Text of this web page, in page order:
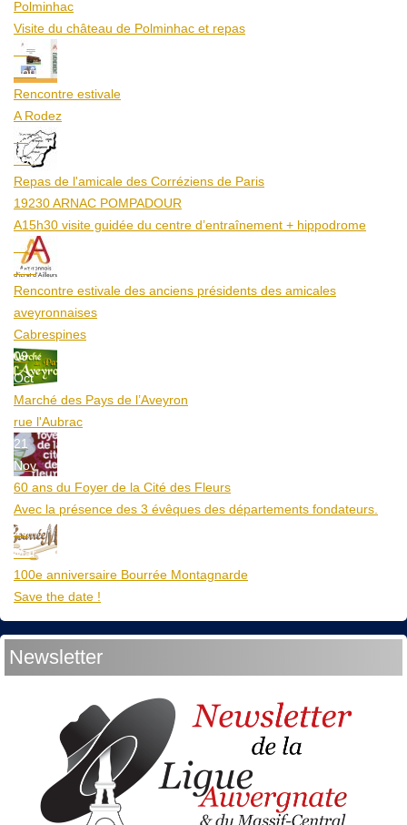
Polminhac
Visite du château de Polminhac et repas
12
Aoû
Rencontre estivale
A Rodez
23
Aoû
Repas de l'amicale des Corréziens de Paris
19230 ARNAC POMPADOUR
A15h30 visite guidée du centre d’entraînement + hippodrome
25
Aoû
Rencontre estivale des anciens présidents des amicales
aveyronnaises
Cabrespines
09
Oct
Marché des Pays de l’Aveyron
rue l'Aubrac
21
Nov
60 ans du Foyer de la Cité des Fleurs
Avec la présence des 3 évêques des départements fondateurs.
20
Mar
100e anniversaire Bourrée Montagnarde
Save the date !
Newsletter